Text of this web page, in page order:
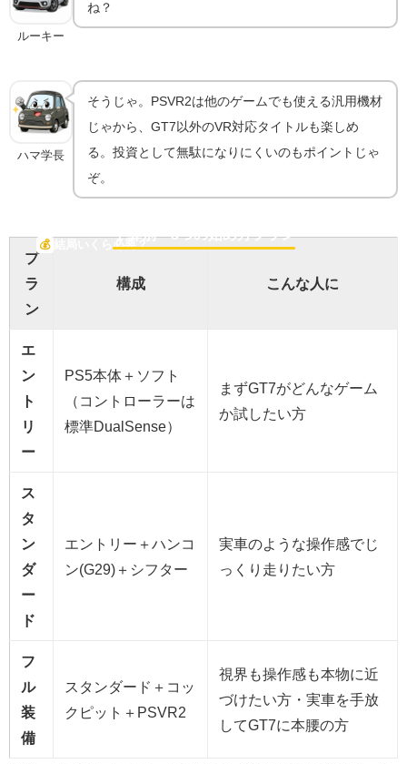
ルーキー
ね？
ハマ学長
そうじゃ。PSVR2は他のゲームでも使える汎用機材
じゃから、GT7以外のVR対応タイトルも楽しめ
る。投資として無駄になりにくいのもポイントじゃ
ぞ。
💰 結局いくら必要？
予算別・3つの始め方プラン
プ
ラ
ン
構成 こんな人に
エ
ン
ト
リ
ー
PS5本体＋ソフト
（コントローラーは
標準DualSense）
まずGT7がどんなゲーム
か試したい方
ス
タ
ン
ダ
ー
ド
エントリー＋ハンコ
ン(G29)＋シフター
実車のような操作感でじ
っくり走りたい方
フ
ル
装
備
スタンダード＋コッ
クピット＋PSVR2
視界も操作感も本物に近
づけたい方・実車を手放
してGT7に本腰の方